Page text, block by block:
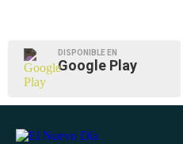
DISPONIBLE EN
Google Play